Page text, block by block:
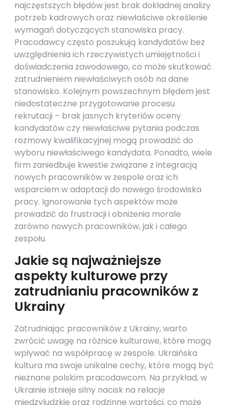
najczęstszych błędów jest brak dokładnej analizy
potrzeb kadrowych oraz niewłaściwe określenie
wymagań dotyczących stanowiska pracy.
Pracodawcy często poszukują kandydatów bez
uwzględnienia ich rzeczywistych umiejętności i
doświadczenia zawodowego, co może skutkować
zatrudnieniem niewłaściwych osób na dane
stanowisko. Kolejnym powszechnym błędem jest
niedostateczne przygotowanie procesu
rekrutacji – brak jasnych kryteriów oceny
kandydatów czy niewłaściwe pytania podczas
rozmowy kwalifikacyjnej mogą prowadzić do
wyboru niewłaściwego kandydata. Ponadto, wiele
firm zaniedbuje kwestie związane z integracją
nowych pracowników w zespole oraz ich
wsparciem w adaptacji do nowego środowiska
pracy. Ignorowanie tych aspektów może
prowadzić do frustracji i obniżenia morale
zarówno nowych pracowników, jak i całego
zespołu.
Jakie są najważniejsze
aspekty kulturowe przy
zatrudnianiu pracowników z
Ukrainy
Zatrudniając pracowników z Ukrainy, warto
zwrócić uwagę na różnice kulturowe, które mogą
wpływać na współpracę w zespole. Ukraińska
kultura ma swoje unikalne cechy, które mogą być
nieznane polskim pracodawcom. Na przykład, w
Ukrainie istnieje silny nacisk na relacje
międzyludzkie oraz rodzinne wartości, co może